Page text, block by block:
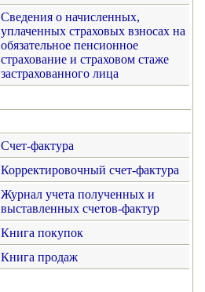
Сведения о начисленных,
уплаченных страховых взносах на
обязательное пенсионное
страхование и страховом стаже
застрахованного лица
Счет-фактура
Корректировочный счет-фактура
Журнал учета полученных и
выставленных счетов-фактур
Книга покупок
Книга продаж